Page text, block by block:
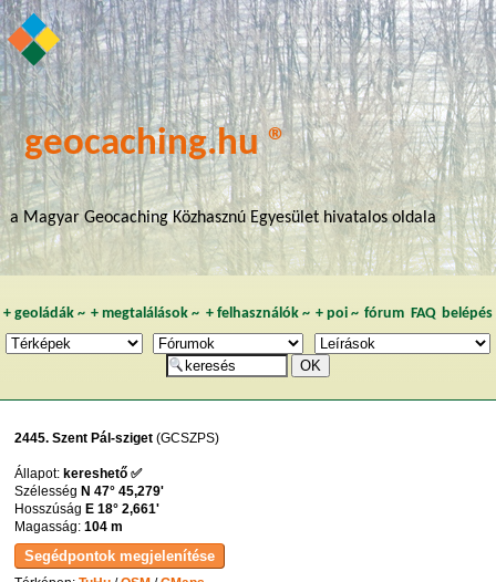
geocaching.hu ®
a Magyar Geocaching Közhasznú Egyesület hivatalos oldala
+ geoládák~ +megtalálások ~ + felhasználók~ + poi~ fórum FAQ belépés
2445. Szent Pál-sziget (GCSZPS)
Állapot: kereshető ✅
Szélesség N 47° 45,279'
Hosszúság E 18° 2,661'
Magasság:104 m